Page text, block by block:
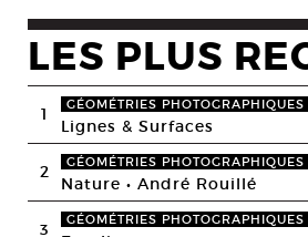
LES PLUS
1 GÉOMÉTRIES PHOTOGRAPHIQUES
Lignes & Surfaces
2 GÉOMÉTRIES PHOTOGRAPHIQUES
Nature • André Rouillé
3 GÉOMÉTRIES PHOTOGRAPHIQUES